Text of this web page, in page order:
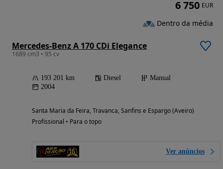
Mercedes-Benz A 170 CDi Elegance
1689 cm3 • 95 cv
193 201 km Diesel
Manual
2004
Santa Maria da Feira, Travanca, Sanfins e Espargo (Aveiro)
Profissional • Para o topo
Ver anúncios
6 750 EUR
Dentro da média